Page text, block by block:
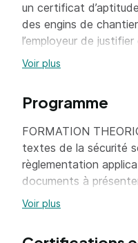
un certificat
des engins de
l’employeur de
vue d’établir et
Voir plus
Programme
FORMATION
textes de la sécurité
règlementation
documents à
rôles des différents
Voir plus